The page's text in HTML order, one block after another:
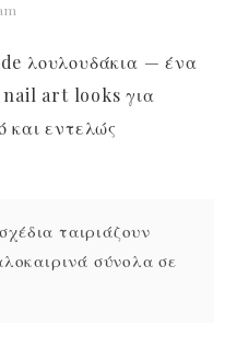
λουλουδάκια — ένα
art looks για
και εντελώς
ταιριάζουν
σύνολα σε